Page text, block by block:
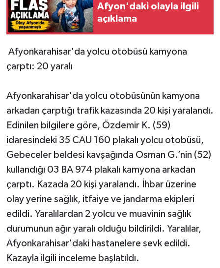
Afyon'daki olayla ilgili
açıklama
Afyonkarahisar'da yolcu otobüsü kamyona
çarptı: 20 yaralı
Afyonkarahisar'da yolcu otobüsünün kamyona
arkadan çarptığı trafik kazasında 20 kişi yaralandı.
Edinilen bilgilere göre, Özdemir K. (59)
idaresindeki 35 CAU 160 plakalı yolcu otobüsü,
Gebeceler beldesi kavşağında Osman G.’nin (52)
kullandığı 03 BA 974 plakalı kamyona arkadan
çarptı. Kazada 20 kişi yaralandı. İhbar üzerine
olay yerine sağlık, itfaiye ve jandarma ekipleri
edildi. Yaralılardan 2 yolcu ve muavinin sağlık
durumunun ağır yaralı olduğu bildirildi. Yaralılar,
Afyonkarahisar'daki hastanelere sevk edildi.
Kazayla ilgili inceleme başlatıldı.